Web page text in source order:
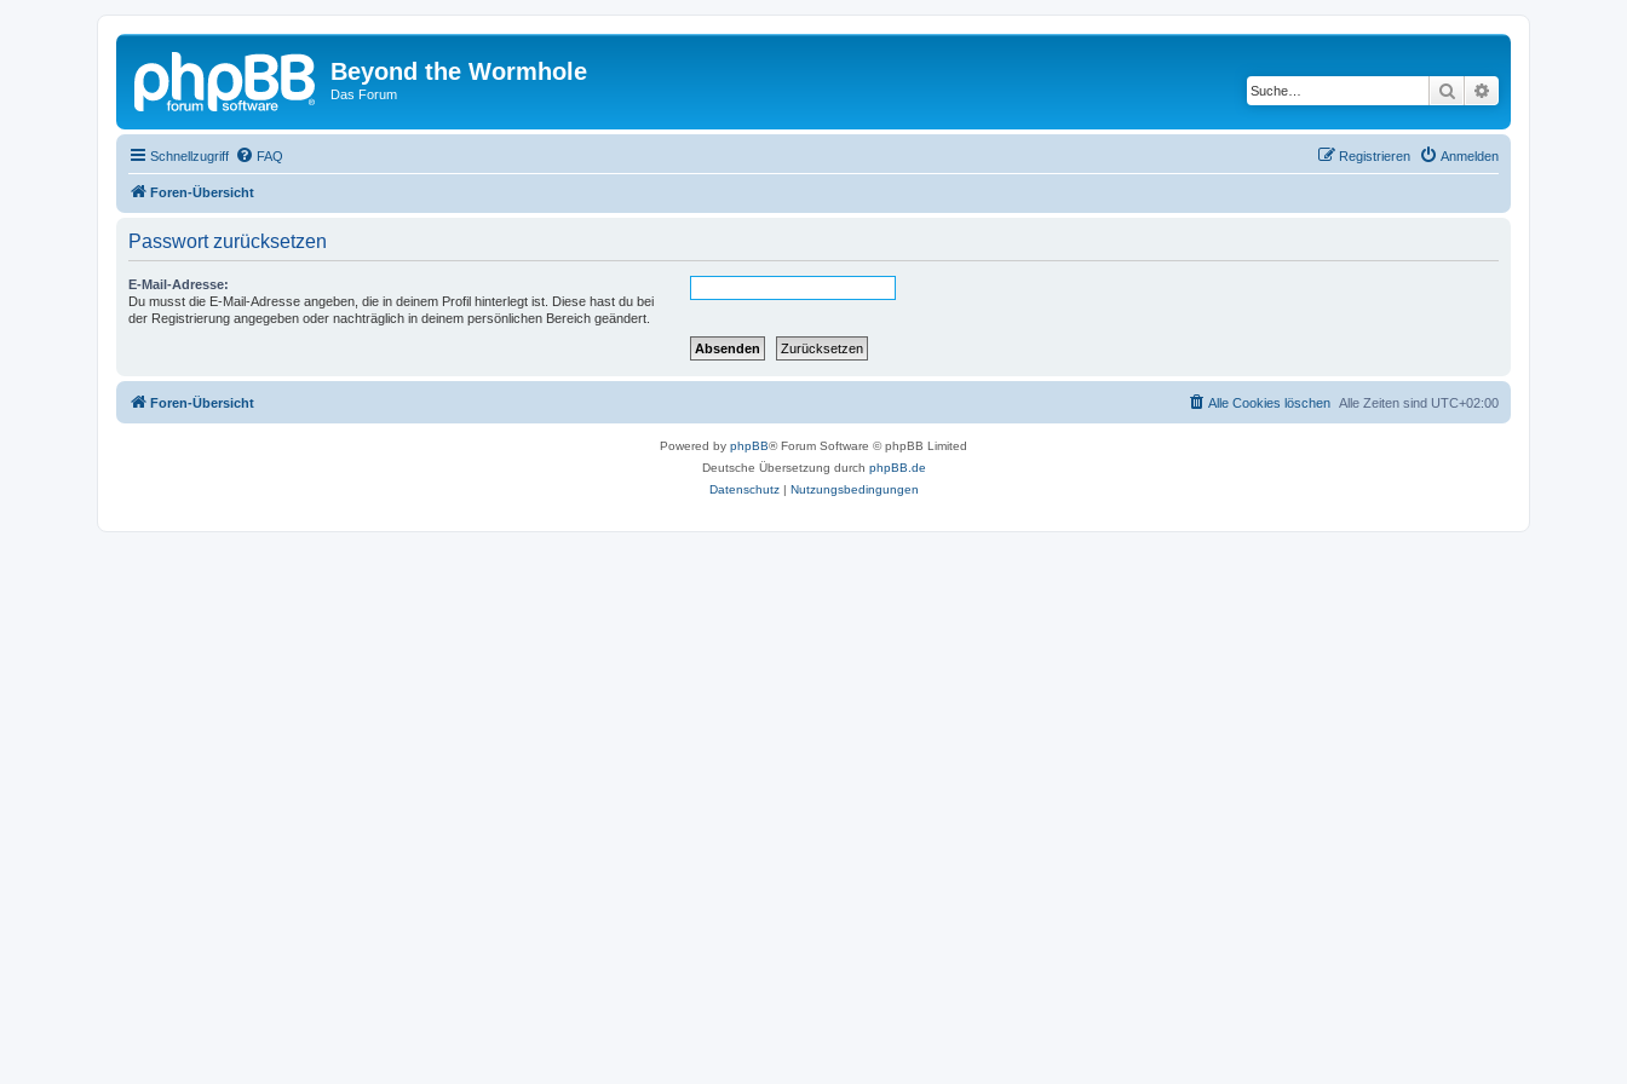
Beyond the Wormhole
Das Forum Suche
Schnellzugriff FAQ Anmelden
Registrieren
Foren-Übersicht
Passwort zurücksetzen
E-Mail-Adresse:
Du musst die E-Mail-Adresse angeben, die in deinem Profil hinterlegt ist. Diese hast du bei
der Registrierung angegeben oder nachträglich in deinem persönlichen Bereich geändert.
Foren-Übersicht Alle Zeiten sind UTC+02:00
Alle Cookies löschen
Powered by phpBB® Forum Software © phpBB Limited
Deutsche Übersetzung durch phpBB.de
Datenschutz| Nutzungsbedingungen